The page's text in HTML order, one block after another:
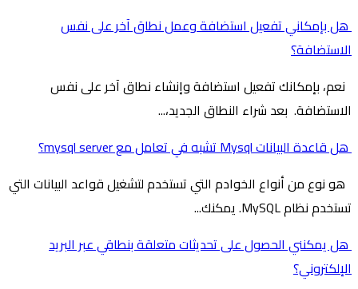
هل بإمكاني تفعيل استضافة وعمل نطاق آخر على نفس
الاستضافة؟
نعم، بإمكانك تفعيل استضافة وإنشاء نطاق آخر على نفس
الاستضافة. بعد شراء النطاق الجديد،...
هل قاعدة البيانات Mysql تشبه في تعامل مع mysql server؟
هو نوع من أنواع الخوادم التي تستخدم لتشغيل قواعد البيانات التي
تستخدم نظام MySQL. يمكنك...
هل يمكنني الحصول على تحديثات متعلقة بنطاقي عبر البريد
الإلكتروني؟